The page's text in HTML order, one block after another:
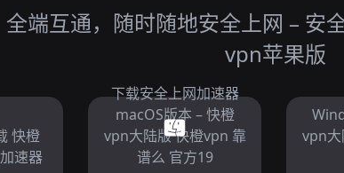
端互通，随时随地安全上网 – 安
vpn苹果版
快橙
速器
下载安全上网加速器
macOS版本 – 快橙
vpn大陆版 快橙vpn 靠
谱么 官方19
vpn大